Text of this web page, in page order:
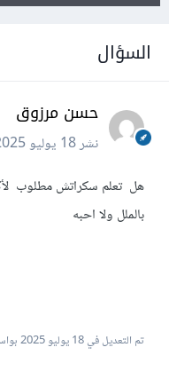
السؤال
حسن مرزوق
نشر18 يوليو 2025
هل تعلم سكراتش مطلوب
بالملل ولا احبه
تم التعديل في18 يوليو 2025